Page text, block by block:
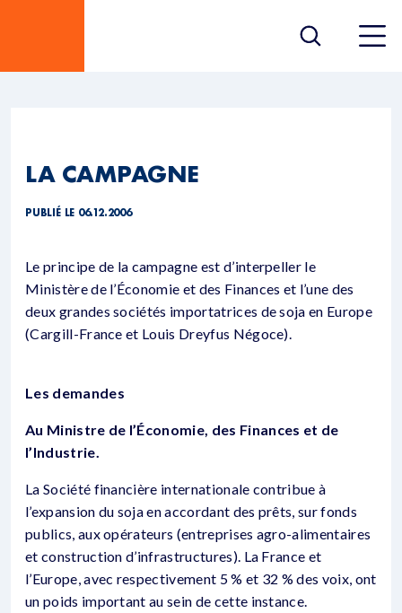
LA CAMPAGNE
PUBLIÉ LE 06.12.2006
Le principe de la campagne est d’interpeller le
Ministère de l’Économie et des Finances et l’une des
deux grandes sociétés importatrices de soja en Europe
(Cargill-France et Louis Dreyfus Négoce).
Les demandes
Au Ministre de l’Économie, des Finances et de
l’Industrie.
La Société financière internationale contribue à
l’expansion du soja en accordant des prêts, sur fonds
publics, aux opérateurs (entreprises agro-alimentaires
et construction d’infrastructures). La France et
l’Europe, avec respectivement 5 % et 32 % des voix, ont
un poids important au sein de cette instance.